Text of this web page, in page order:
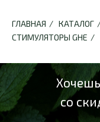
ГЛАВНАЯ / КАТАЛОГ
СТИМУЛЯТОРЫ GHE /
Хочешь
со